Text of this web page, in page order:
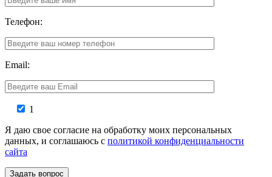
Телефон:
Email:
1
Я даю свое согласие на обработку моих персональных
данных, и соглашаюсь с политикой конфиденциальности
сайта
Задать вопрос